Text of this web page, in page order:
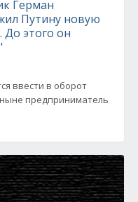
Герман
Путину новую
До этого он
ввести в оборот
предприниматель